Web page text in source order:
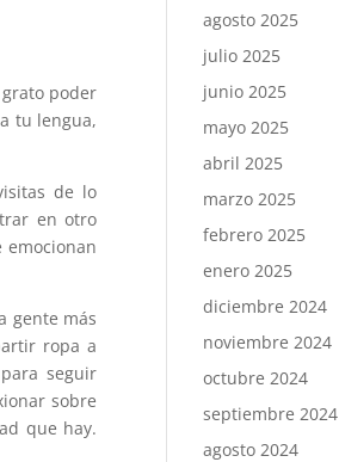
poder
tu lengua,
de lo
en otro
emocionan
gente más
ropa a
seguir
sobre
que hay.
agosto 2025
julio 2025
junio 2025
mayo 2025
abril 2025
marzo 2025
febrero 2025
enero 2025
diciembre 2024
noviembre 2024
octubre 2024
septiembre 2024
agosto 2024